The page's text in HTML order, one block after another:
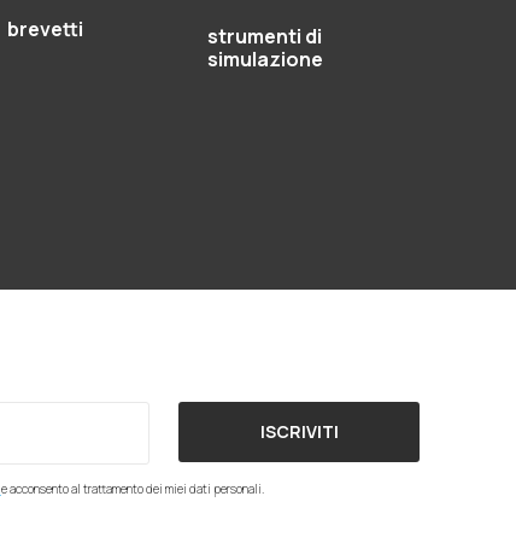
brevetti
strumenti di
simulazione
e acconsento al trattamento dei miei dati personali.
ISCRIVITI